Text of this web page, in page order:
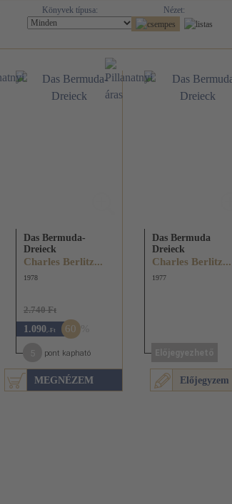
Könyvek típusa: Nézet:
MEGNÉZEM
Das Bermuda-
Dreieck
Charles Berlitz...
1978
2.740 Ft
1.090,-Ft 60
pont kapható
Előjegyzem
Das Bermuda
Dreieck
Charles Berlitz...
1977